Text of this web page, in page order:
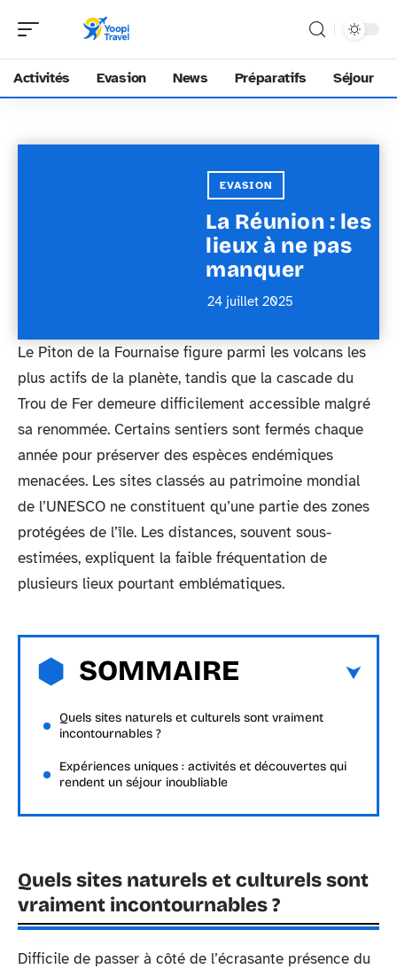
Activités Evasion News Préparatifs Séjour
EVASION
La Réunion : les
lieux à ne pas
manquer
24 juillet 2025
Le Piton de la Fournaise figure parmi les volcans les
plus actifs de la planète, tandis que la cascade du
Trou de Fer demeure difficilement accessible malgré
sa renommée. Certains sentiers sont fermés chaque
année pour préserver des espèces endémiques
menacées. Les sites classés au patrimoine mondial
de l’UNESCO ne constituent qu’une partie des zones
protégées de l’île. Les distances, souvent sous-
estimées, expliquent la faible fréquentation de
plusieurs lieux pourtant emblématiques.
SOMMAIRE
Quels sites naturels et culturels sont vraiment
incontournables ?
Expériences uniques : activités et découvertes qui
rendent un séjour inoubliable
Quels sites naturels et culturels sont
vraiment incontournables ?
Difficile de passer à côté de l’écrasante présence du